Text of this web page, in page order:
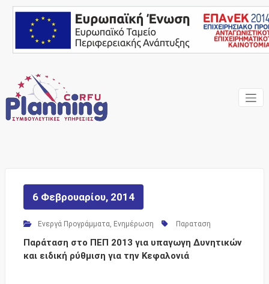
content
Ένας Σύμβουλος, δίπλα
6 Φεβρουαρίου, 2014
Ενεργά Προγράμματα Ενημέρωση Παραταση
Παράταση στο ΠΕΠ 2013 για υπαγωγη Δυνητικών
και ειδική ρύθμιση για την Κεφαλονιά